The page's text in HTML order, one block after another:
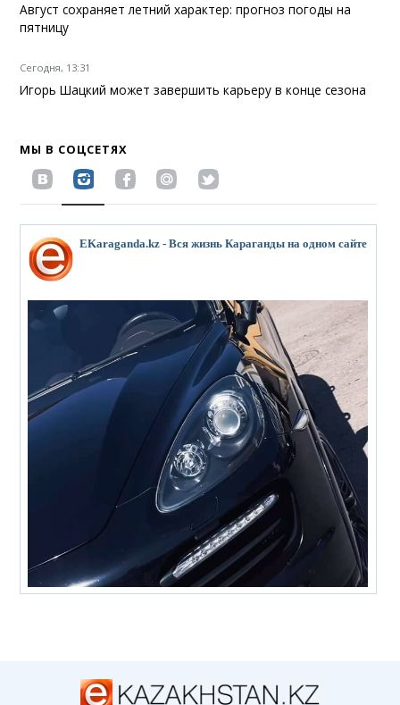
Август сохраняет летний характер: прогноз погоды на
пятницу
Сегодня, 13:31
Игорь Шацкий может завершить карьеру в конце сезона
МЫ В СОЦСЕТЯХ
EKaraganda.kz - Вся жизнь Караганды на одном сайте